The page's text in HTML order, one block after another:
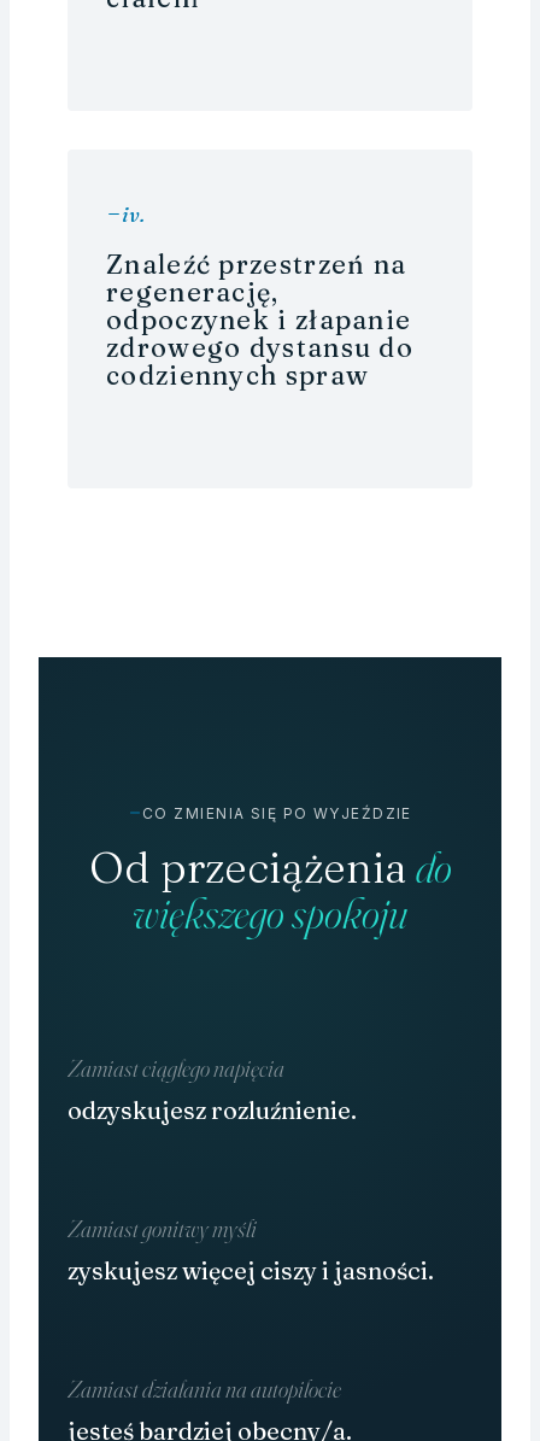
iv.
Znaleźć przestrzeń na
regenerację,
odpoczynek i złapanie
zdrowego dystansu do
codziennych spraw
CO ZMIENIA SIĘ PO WYJEŹDZIE
Od przeciążenia do
większego spokoju
Zamiast ciągłego napięcia
odzyskujesz rozluźnienie.
Zamiast gonitwy myśli
zyskujesz więcej ciszy i jasności.
Zamiast działania na autopilocie
jesteś bardziej obecny/a.